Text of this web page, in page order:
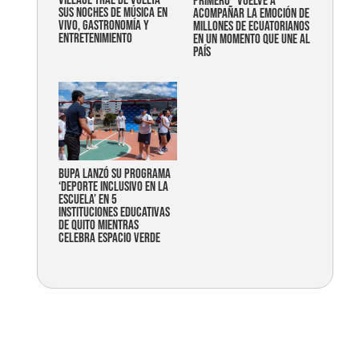
sus noches de música en
vivo, gastronomía y
entretenimiento
acompañar la emoción de
millones de ecuatorianos
en un momento que une al
país
Bupa lanzó su programa
‘Deporte Inclusivo en la
Escuela’ en 5
instituciones educativas
de Quito mientras
celebra espacio verde